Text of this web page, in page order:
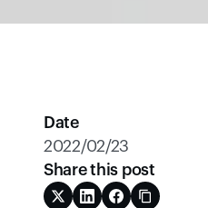
Date
2022/02/23
Share this post